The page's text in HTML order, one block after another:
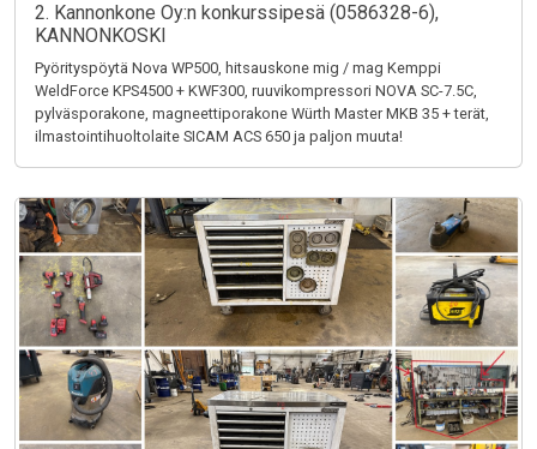
2. Kannonkone Oy:n konkurssipesä (0586328-6),
KANNONKOSKI
Pyörityspöytä Nova WP500, hitsauskone mig / mag Kemppi
WeldForce KPS4500 + KWF300, ruuvikompressori NOVA SC-7.5C,
pylväsporakone, magneettiporakone Würth Master MKB 35 + terät,
ilmastointihuoltolaite SICAM ACS 650 ja paljon muuta!